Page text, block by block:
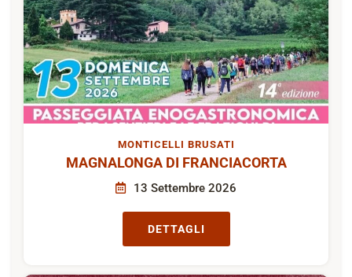
MONTICELLI BRUSATI
MAGNALONGA DI FRANCIACORTA
13 Settembre 2026
DETTAGLI